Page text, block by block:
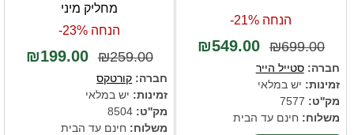
הנחה 21%-
₪699.00
₪549.00
חברה:סטייל הייר
זמינות: יש במלאי
מק''ט:
משלוח: חינם עד הבית
מחליק מיני
הנחה 23%-
₪259.00
₪199.00
חברה: קורטקס
זמינות: יש במלאי
מק''ט:
משלוח: חינם עד הבית